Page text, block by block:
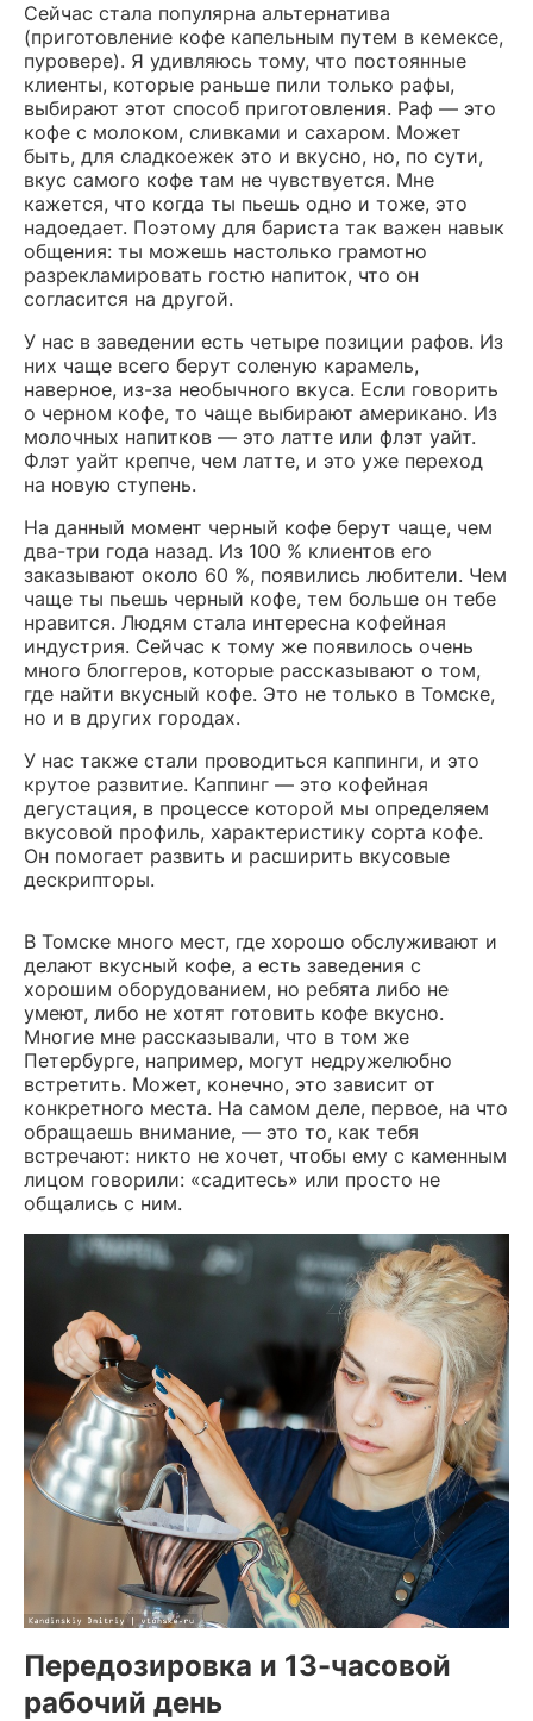
Сейчас стала популярна альтернатива
(приготовление кофе капельным путем в кемексе,
пуровере). Я удивляюсь тому, что постоянные
клиенты, которые раньше пили только рафы,
выбирают этот способ приготовления. Раф — это
кофе с молоком, сливками и сахаром. Может
быть, для сладкоежек это и вкусно, но, по сути,
вкус самого кофе там не чувствуется. Мне
кажется, что когда ты пьешь одно и тоже, это
надоедает. Поэтому для бариста так важен навык
общения: ты можешь настолько грамотно
разрекламировать гостю напиток, что он
согласится на другой.
У нас в заведении есть четыре позиции рафов. Из
них чаще всего берут соленую карамель,
наверное, из-за необычного вкуса. Если говорить
о черном кофе, то чаще выбирают американо. Из
молочных напитков — это латте или флэт уайт.
Флэт уайт крепче, чем латте, и это уже переход
на новую ступень.
На данный момент черный кофе берут чаще, чем
два-три года назад. Из 100 % клиентов его
заказывают около 60 %, появились любители. Чем
чаще ты пьешь черный кофе, тем больше он тебе
нравится. Людям стала интересна кофейная
индустрия. Сейчас к тому же появилось очень
много блоггеров, которые рассказывают о том,
где найти вкусный кофе. Это не только в Томске,
но и в других городах.
У нас также стали проводиться каппинги, и это
крутое развитие. Каппинг — это кофейная
дегустация, в процессе которой мы определяем
вкусовой профиль, характеристику сорта кофе.
Он помогает развить и расширить вкусовые
дескрипторы.
В Томске много мест, где хорошо обслуживают и
делают вкусный кофе, а есть заведения с
хорошим оборудованием, но ребята либо не
умеют, либо не хотят готовить кофе вкусно.
Многие мне рассказывали, что в том же
Петербурге, например, могут недружелюбно
встретить. Может, конечно, это зависит от
конкретного места. На самом деле, первое, на что
обращаешь внимание, — это то, как тебя
встречают: никто не хочет, чтобы ему с каменным
лицом говорили: «садитесь» или просто не
общались с ним.
Передозировка и 13-часовой
рабочий день